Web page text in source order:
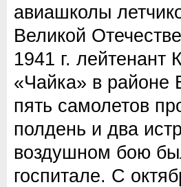
авиашколы
Великой
1941 г. лейтенант
«Чайка» в районе
пять самолетов
полдень и два
воздушном бою
госпитале. С